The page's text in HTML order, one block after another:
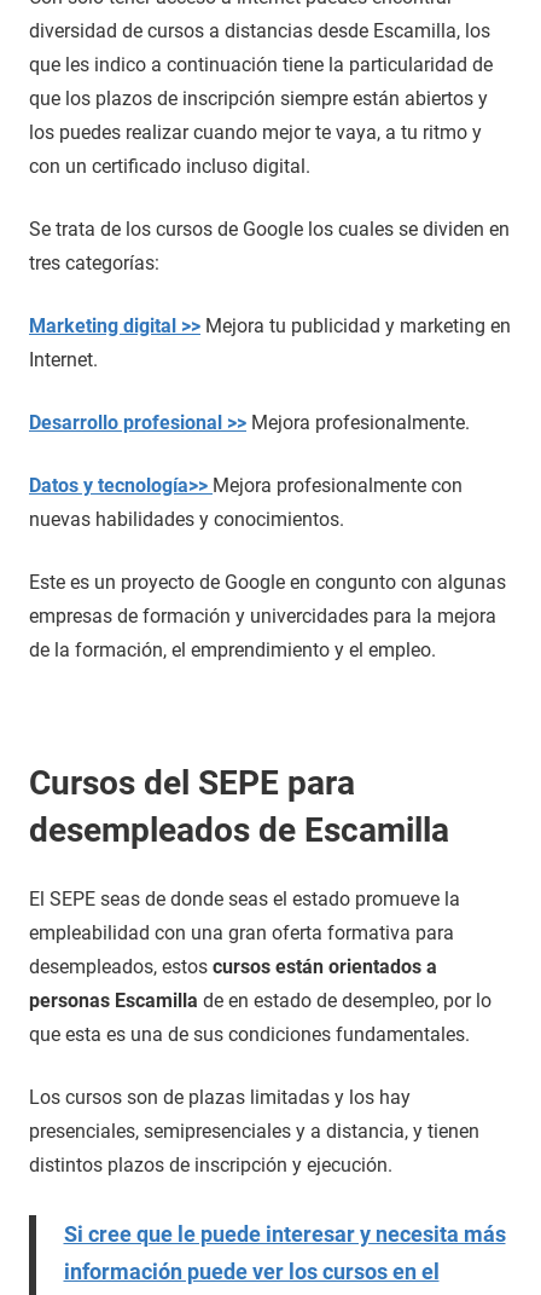
diversidad de cursos a distancias desde Escamilla, los
que les indico a continuación tiene la particularidad de
que los plazos de inscripción siempre están abiertos y
los puedes realizar cuando mejor te vaya, a tu ritmo y
con un certificado incluso digital.
Se trata de los cursos de Google los cuales se dividen en
tres categorías:
Marketing digital >> Mejora tu publicidad y marketing en
Internet.
Desarrollo profesional >> Mejora profesionalmente.
Datos y tecnología>> Mejora profesionalmente con
nuevas habilidades y conocimientos.
Este es un proyecto de Google en congunto con algunas
empresas de formación y univercidades para la mejora
de la formación, el emprendimiento y el empleo.
Cursos del SEPE para
desempleados de Escamilla
El SEPE seas de donde seas el estado promueve la
empleabilidad con una gran oferta formativa para
desempleados, estos cursos están orientados a
personas Escamilla de en estado de desempleo, por lo
que esta es una de sus condiciones fundamentales.
Los cursos son de plazas limitadas y los hay
presenciales, semipresenciales y a distancia, y tienen
distintos plazos de inscripción y ejecución.
Si cree que le puede interesar y necesita más
información puede ver los cursos en el